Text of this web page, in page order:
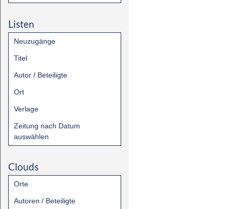
Listen
Neuzugänge
Titel
Autor / Beteiligte
Ort
Verlage
Zeitung nach Datum
auswählen
Clouds
Orte
Autoren / Beteiligte